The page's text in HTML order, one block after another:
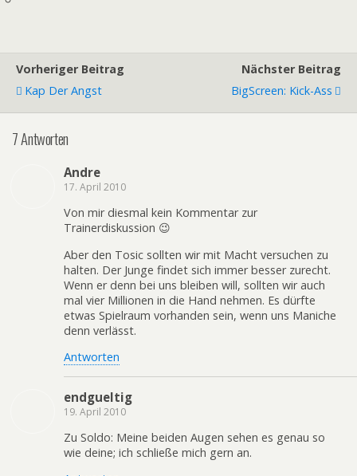
Vorheriger Beitrag
Kap Der Angst
Nächster Beitrag
BigScreen: Kick-Ass
7 Antworten
Andre
17. April 2010
Von mir diesmal kein Kommentar zur
Trainerdiskussion 😉
Aber den Tosic sollten wir mit Macht versuchen zu
halten. Der Junge findet sich immer besser zurecht.
Wenn er denn bei uns bleiben will, sollten wir auch
mal vier Millionen in die Hand nehmen. Es dürfte
etwas Spielraum vorhanden sein, wenn uns Maniche
denn verlässt.
Antworten
endgueltig
19. April 2010
Zu Soldo: Meine beiden Augen sehen es genau so
wie deine; ich schließe mich gern an.